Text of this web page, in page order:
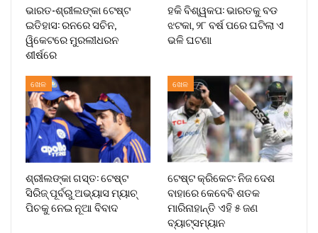
ଭାରତ-ଶ୍ରୀଲଙ୍କା ଟେଷ୍ଟ
ଇତିହାସ: ରନରେ ସଚିନ,
ୱିକେଟରେ ମୁରଲୀଧରନ
ଶୀର୍ଷରେ
ହକି ବିଶ୍ୱକପ: ଭାରତକୁ ବଡ
ଝଟକା, ୨୮ ବର୍ଷ ପରେ ଘଟିଲା ଏ
ଭଳି ଘଟଣା
ଖେଳ
ଶ୍ରୀଲଙ୍କା ଗସ୍ତ: ଟେଷ୍ଟ
ସିରିଜ୍ ପୂର୍ବରୁ ଅଭ୍ୟାସ ମ୍ୟାଚ୍
ପିଚକୁ ନେଇ ନୂଆ ବିବାଦ
ଖେଳ
ଟେଷ୍ଟ କ୍ରିକେଟ: ନିଜ ଦେଶ
ବାହାରେ କେବେବି ଶତକ
ମାରିନାହାନ୍ତି ଏହି ୫ ଜଣ
ବ୍ୟାଟ୍ସମ୍ୟାନ